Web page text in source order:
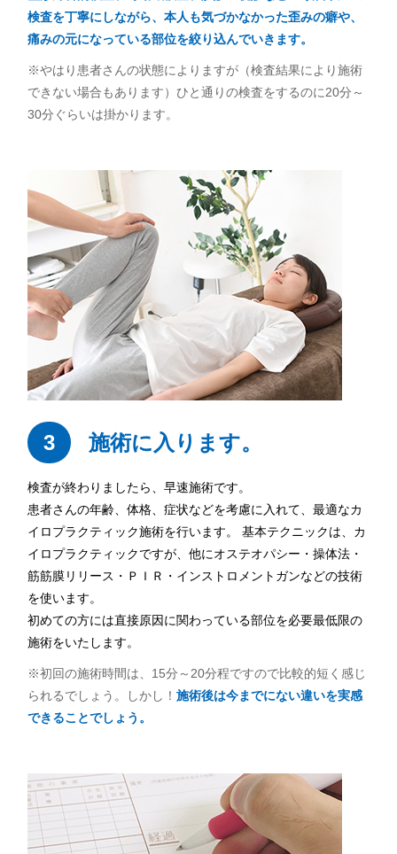
検査を丁寧にしながら、本人も気づかなかった歪みの癖や、
痛みの元になっている部位を絞り込んでいきます。
※やはり患者さんの状態によりますが（検査結果により施術
できない場合もあります）ひと通りの検査をするのに20分～
30分ぐらいは掛かります。
3 施術に入ります。
検査が終わりましたら、早速施術です。
患者さんの年齢、体格、症状などを考慮に入れて、最適なカ
イロプラクティック施術を行います。 基本テクニックは、カ
イロプラクティックですが、他にオステオパシー・操体法・
筋筋膜リリース・ＰＩＲ・インストロメントガンなどの技術
を使います。
初めての方には直接原因に関わっている部位を必要最低限の
施術をいたします。
※初回の施術時間は、15分～20分程ですので比較的短く感じ
られるでしょう。しかし！施術後は今までにない違いを実感
できることでしょう。